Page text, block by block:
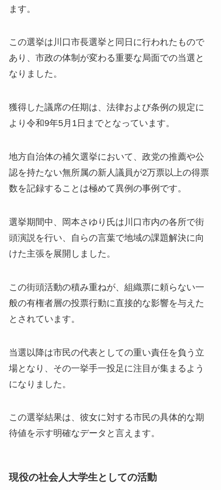
ます。
この選挙は川口市長選挙と同日に行われたもので
あり、市政の体制が変わる重要な局面での当選と
なりました。
獲得した議席の任期は、法律および条例の規定に
より令和9年5月1日までとなっています。
地方自治体の補欠選挙において、政党の推薦や公
認を持たない無所属の新人議員が2万票以上の得票
数を記録することは極めて異例の事例です。
選挙期間中、岡本さゆり氏は川口市内の各所で街
頭演説を行い、自らの言葉で地域の課題解決に向
けた主張を展開しました。
この街頭活動の積み重ねが、組織票に頼らない一
般の有権者層の投票行動に直接的な影響を与えた
とされています。
当選以降は市民の代表としての重い責任を負う立
場となり、その一挙手一投足に注目が集まるよう
になりました。
この選挙結果は、彼女に対する市民の具体的な期
待値を示す明確なデータと言えます。
現役の社会人大学生としての活動